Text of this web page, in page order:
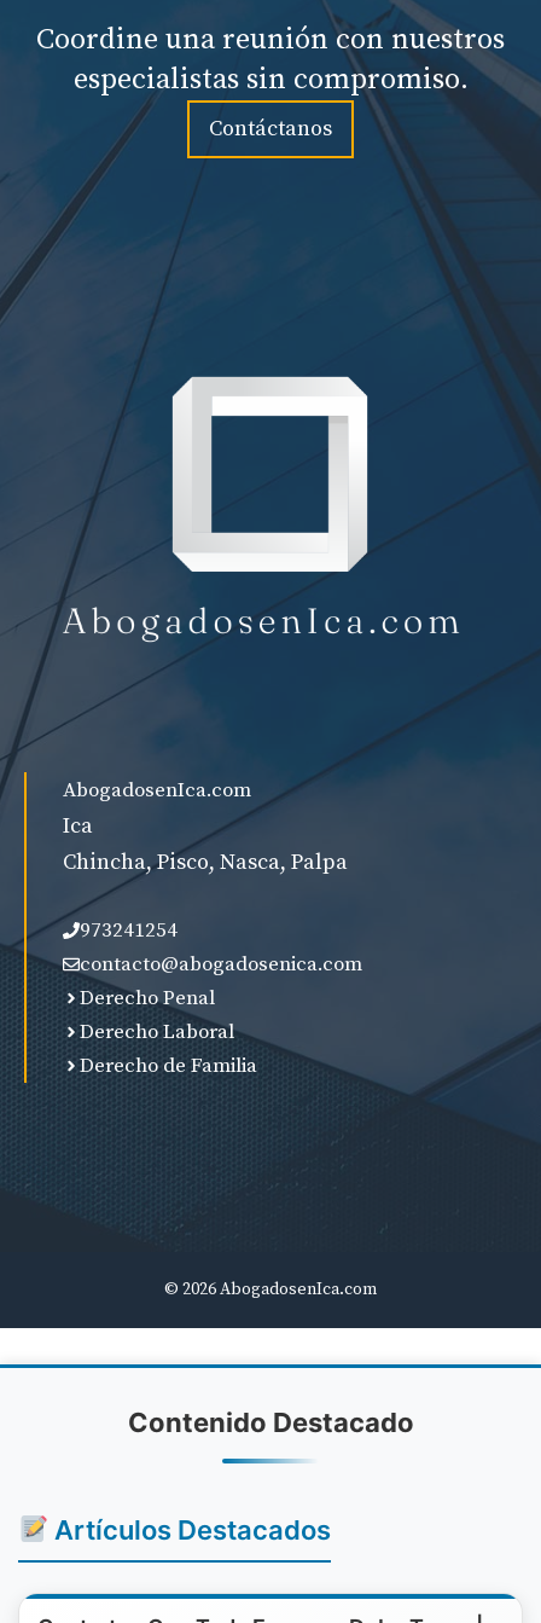
Coordine una reunión con nuestros
especialistas sin compromiso.
Contáctanos
AbogadosenIca.com
Ica
Chincha, Pisco, Nasca, Palpa
973241254
contacto@abogadosenica.com
Derecho Penal
Derecho Laboral
Derecho de Familia
© 2026 AbogadosenIca.com
Contenido Destacado
Artículos Destacados